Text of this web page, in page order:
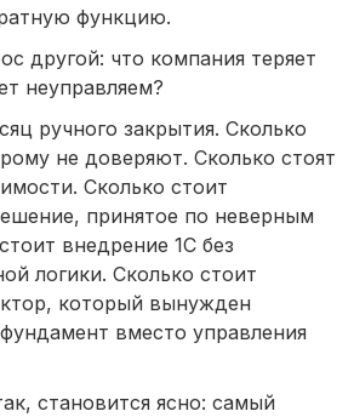
функцию.
другой: что компания теряет
неуправляем?
ручного закрытия. Сколько
не доверяют. Сколько стоят
Сколько стоит
принятое по неверным
внедрение 1С без
логики. Сколько стоит
который вынужден
вместо управления
становится ясно: самый